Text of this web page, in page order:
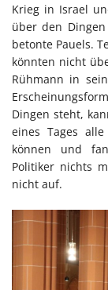
Krieg in Israel
über den
betonte Pauels.
könnten nicht
Rühmann in
Dingen steht,
eines Tages
können und
Politiker nichts
nicht auf.